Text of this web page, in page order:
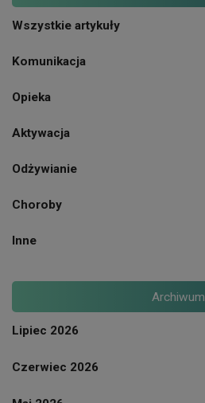
Wszystkie artykuły
Komunikacja
Opieka
Aktywacja
Odżywianie
Choroby
Inne
Archiwum
Lipiec 2026
Czerwiec 2026